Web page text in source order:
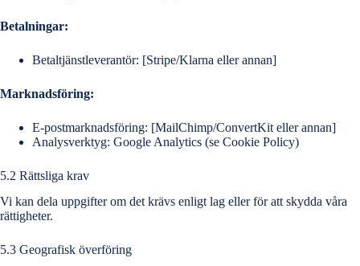
Betalningar:
Betaltjänstleverantör: [Stripe/Klarna eller annan]
Marknadsföring:
E-postmarknadsföring: [MailChimp/ConvertKit eller annan]
Analysverktyg: Google Analytics (se Cookie Policy)
5.2 Rättsliga krav
Vi kan dela uppgifter om det krävs enligt lag eller för att skydda våra
rättigheter.
5.3 Geografisk överföring